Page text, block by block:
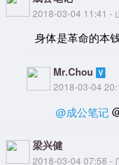
2018-03-04 11:41 -
身体是革命的本
Mr.Chou
2018-03-04
@成公笔记
梁兴健
2018-03-04 07:58 -